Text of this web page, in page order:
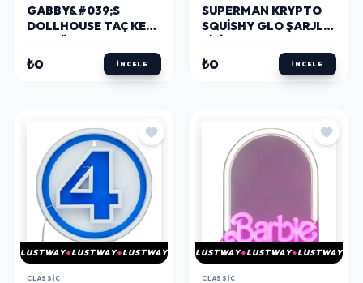
GABBY&#039;S
DOLLHOUSE TAÇ KEDI
₺0 İNCELE
SUPERMAN KRYPTO
SQUISHY GLO ŞARJLI
LAMBASI
₺0 İNCELE
LUSTWAY LUSTWAY LUSTWAY
CLASSIC
LUSTWAY LUSTWAY LUSTWAY
CLASSIC